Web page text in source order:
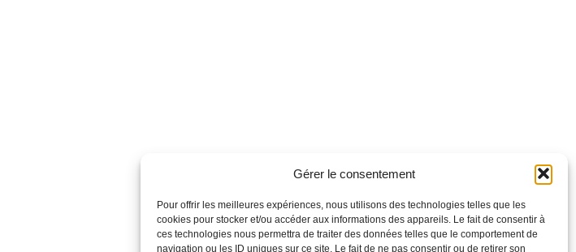
Gérer le consentement
Pour offrir les meilleures expériences, nous utilisons des technologies telles que les
cookies pour stocker et/ou accéder aux informations des appareils. Le fait de consentir à
ces technologies nous permettra de traiter des données telles que le comportement de
navigation ou les ID uniques sur ce site. Le fait de ne pas consentir ou de retirer son